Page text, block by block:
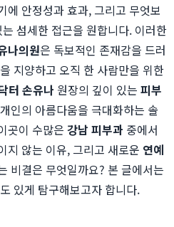
에 안정성과 효과, 그리고 무엇보
섬세한 접근을 원합니다. 이러한
나의원은 독보적인 존재감을 드러
지양하고 오직 한 사람만을 위한
터 손유나 원장의 깊이 있는 피부
인의 아름다움을 극대화하는 솔
곳이 수많은 강남 피부과 중에서
지 않는 이유, 그리고 새로운 연예
비결은 무엇일까요? 본 글에서는
있게 탐구해보고자 합니다.